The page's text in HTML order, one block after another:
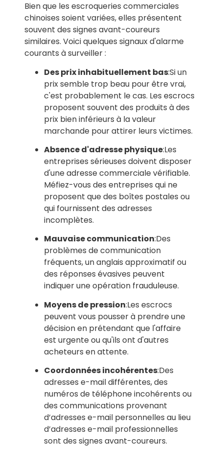
Bien que les escroqueries commerciales
chinoises soient variées, elles présentent
souvent des signes avant-coureurs
similaires. Voici quelques signaux d'alarme
courants à surveiller :
Des prix inhabituellement bas:Si un
prix semble trop beau pour être vrai,
c'est probablement le cas. Les escrocs
proposent souvent des produits à des
prix bien inférieurs à la valeur
marchande pour attirer leurs victimes.
Absence d'adresse physique:Les
entreprises sérieuses doivent disposer
d'une adresse commerciale vérifiable.
Méfiez-vous des entreprises qui ne
proposent que des boîtes postales ou
qui fournissent des adresses
incomplètes.
Mauvaise communication:Des
problèmes de communication
fréquents, un anglais approximatif ou
des réponses évasives peuvent
indiquer une opération frauduleuse.
Moyens de pression:Les escrocs
peuvent vous pousser à prendre une
décision en prétendant que l'affaire
est urgente ou qu'ils ont d'autres
acheteurs en attente.
Coordonnées incohérentes:Des
adresses e-mail différentes, des
numéros de téléphone incohérents ou
des communications provenant
d’adresses e-mail personnelles au lieu
d’adresses e-mail professionnelles
sont des signes avant-coureurs.